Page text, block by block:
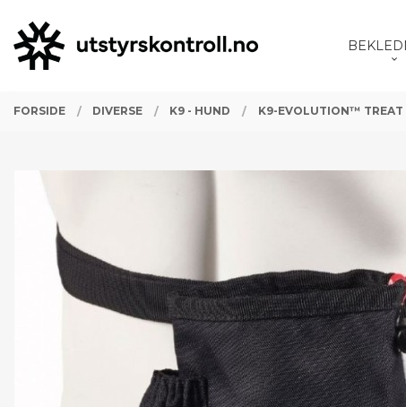
innholdet
PRODUKTER
FORSIDE DIVERSE K9 - HUND K9-EVOLUTION™ TREAT